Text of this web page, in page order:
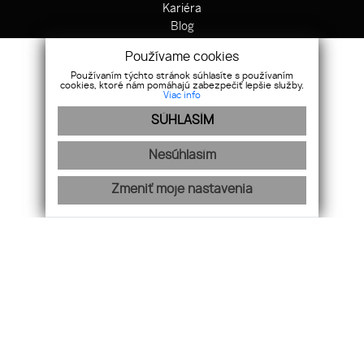
Používame cookies
Používaním týchto stránok súhlasíte s používaním
cookies, ktoré nám pomáhajú zabezpečiť lepšie služby.
Viac info
SÚHLASÍM
Nesúhlasím
Zmeniť moje nastavenia
Kariéra
Blog
Ochrana osobných údajov
Cookies
Ponuka
Hypotekárne centrum
Odkup nehnuteľnosti
Zahraničné nehnuteľnosti
Výstavba domov
Právne centrum